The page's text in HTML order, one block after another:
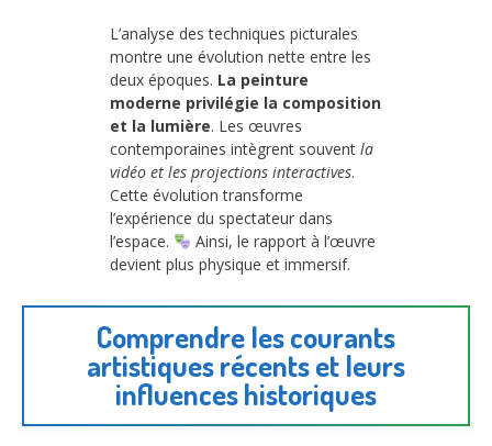
L’analyse des techniques picturales
montre une évolution nette entre les
deux époques. La peinture
moderne privilégie la composition
et la lumière. Les œuvres
contemporaines intègrent souvent la
vidéo et les projections interactives.
Cette évolution transforme
l’expérience du spectateur dans
l’espace.
Ainsi, le rapport à l’œuvre
devient plus physique et immersif.
Comprendre les courants
artistiques récents et leurs
influences historiques